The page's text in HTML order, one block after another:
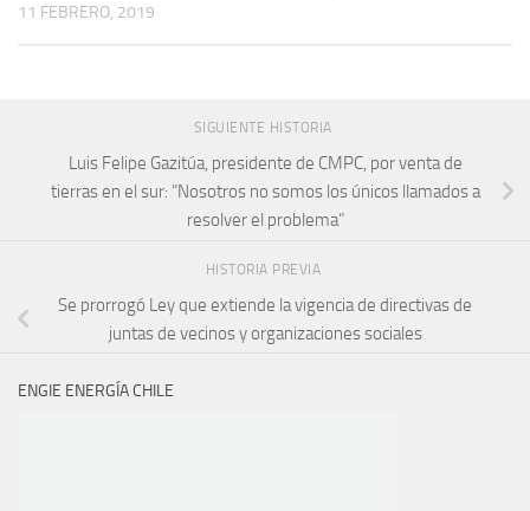
11 FEBRERO, 2019
SIGUIENTE HISTORIA
Luis Felipe Gazitúa, presidente de CMPC, por venta de
tierras en el sur: “Nosotros no somos los únicos llamados a
resolver el problema”
HISTORIA PREVIA
Se prorrogó Ley que extiende la vigencia de directivas de
juntas de vecinos y organizaciones sociales
ENGIE ENERGÍA CHILE